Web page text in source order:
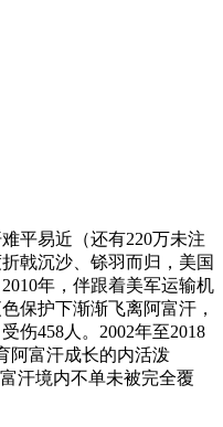
易近（还有220万未注
戟沉沙、铩羽而归，美国
年，伴跟着美军运输机
保护下渐渐飞离阿富汗，
伤458人。2002年至2018
阿富汗成长的内活泼
汗境内不单未被完全覆